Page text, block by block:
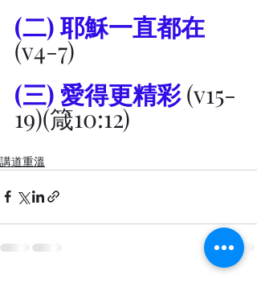
(二) 耶穌一直都在
(v4-7)
(三) 愛得更精彩 (v15-
19)(箴10:12)
講道重溫